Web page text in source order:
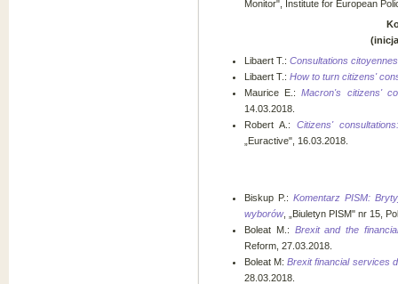
Monitor", Institute for European
Libaert T.: Consultations
Libaert T.: How to turn citizens'
Maurice E.:Macron's citizens'
14.03.2018.
Robert A.:Citizens'
„Euractive", 16.03.2018.
Biskup P.: Komentarz PISM:
wyborów, „Biuletyn PISM" nr 15,
Boleat M.: Brexit and the
Reform, 27.03.2018.
Boleat M:Brexit financial services
28.03.2018.